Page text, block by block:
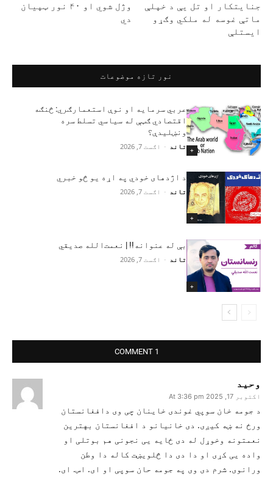
وژل شوي او ۴۰ نور ټپیان
دي
جنایتکار او تل یې د خپلې
ماتې غوسه له ملکي وګړو
ایستلې
نور تازه موضوعات
+
عربي سرمایه او نوې استعمارګري: څنګه
اقتصادي ګټې له سیاسي تسلط سره
ونښلیدې؟
تاند - اګست 7, 2026
+
د اژدهای خودي په اړه یو څو خبري
تاند - اګست 7, 2026
+
بې له عنوانه!! | نعمت‌الله صدیقي
تاند - اګست 7, 2026
1 COMMENT
وحید
اکتوبر 17, 2025 At 3:36 pm
د جومه خان سوپي غوندی خاینان چی وی دافغانستان
ورځ نه ښه کیږی. دی خانیانو د افغانستان بهترین
نعمتونه وخوړل له دی ځایه یی نجونی هم بوتلی او
واده یی کړی او دا دی دا څلویښت کاله دا وطن
ورانوی. شرم دی وی په جومه حان سوپی او ای. اس. ای.